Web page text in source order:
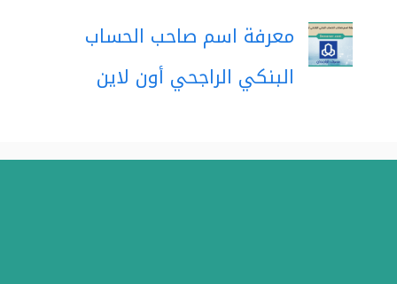
معرفة اسم صاحب الحساب
البنكي الراجحي أون لاين